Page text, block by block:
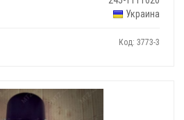
Украина
Код: 3773-3